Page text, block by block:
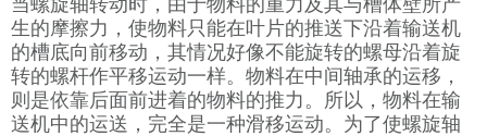
当螺旋轴转动时，由于物料的重力及其与槽体壁所产
生的摩擦力，使物料只能在叶片的推送下沿着输送机
的槽底向前移动，其情况好像不能旋转的螺母沿着旋
转的螺杆作平移运动一样。物料在中间轴承的运移，
则是依靠后面前进着的物料的推力。所以，物料在输
送机中的运送，完全是一种滑移运动。为了使螺旋轴